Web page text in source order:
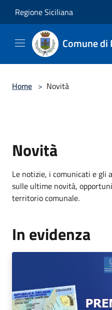
Regione Siciliana
Comune di
Home > Novità
Novità
Le notizie, i comunicati e gli
sulle ultime novità,
territorio comunale.
In evidenza